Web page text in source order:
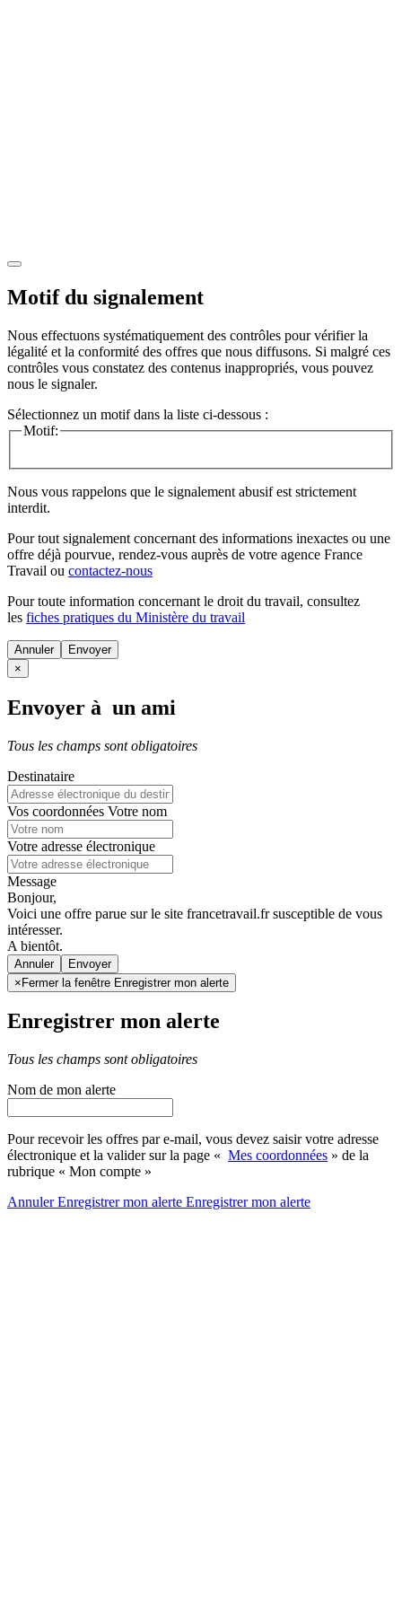
Motif du signalement
Nous effectuons systématiquement des contrôles pour vérifier la
légalité et la conformité des offres que nous diffusons. Si malgré ces
contrôles vous constatez des contenus inappropriés, vous pouvez
nous le signaler.
Sélectionnez un motif dans la liste ci-dessous :
Motif:
Nous vous rappelons que le signalement abusif est strictement
interdit.
Pour tout signalement concernant des informations inexactes ou une
offre déjà pourvue, rendez-vous auprès de votre agence France
Travail ou contactez-nous
Pour toute information concernant le droit du travail, consultez
les fiches pratiques du Ministère du travail
Annuler
×
Envoyer à un ami
Tous les champs sont obligatoires
Destinataire
Vos coordonnées Votre nom
Votre adresse électronique
Message
Bonjour,
Voici une offre parue sur le site francetravail.fr susceptible de vous
intéresser.
A bientôt.
Annuler
×Fermer la fenêtre Enregistrer mon alerte
Enregistrer mon alerte
Tous les champs sont obligatoires
Nom de mon alerte
Pour recevoir les offres par e-mail, vous devez saisir votre adresse
électronique et la valider sur la page « Mes coordonnées » de la
rubrique « Mon compte »
AnnulerEnregistrer mon alerte Enregistrermon alerte